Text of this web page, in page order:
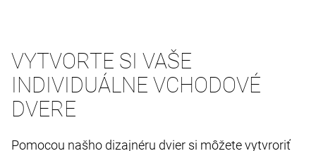
VYTVORTE SI VAŠE
INDIVIDUÁLNE VCHODOVÉ
DVERE
Pomocou našho dizajnéru dvier si môžete vytvroriť